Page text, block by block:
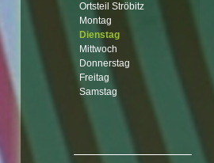
Ortsteil Ströbitz
Montag
Dienstag
Mittwoch
Donnerstag
Freitag
Samstag